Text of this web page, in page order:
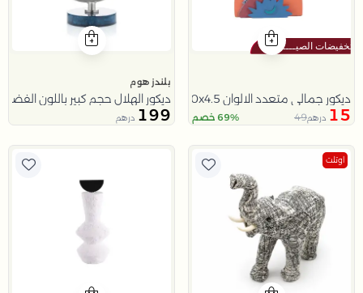
ديكور جمالي متعدد الالوان 10x4.5 سم من امارا
15 درهم49 69% خصم
بلندز هوم
ديكور الهلال حجم كبير باللون الفضي
199 درهم
اوتلت